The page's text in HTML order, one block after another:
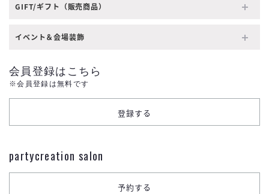
GIFT/ギフト（販売商品）
イベント＆会場装飾
会員登録はこちら
※会員登録は無料です
partycreation salon